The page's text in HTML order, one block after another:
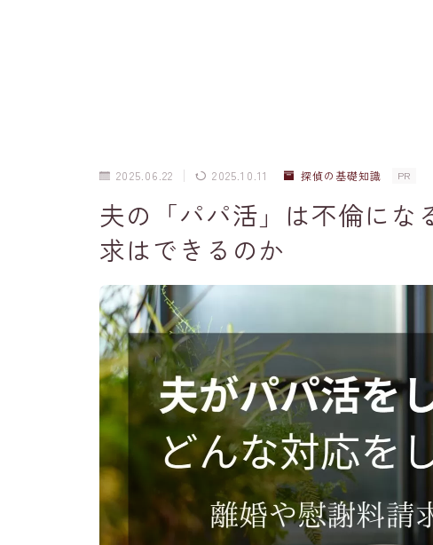
2025.06.22 2025.10.11 探偵の基礎知識 PR
夫の「パパ活」は不倫にな
求はできるのか